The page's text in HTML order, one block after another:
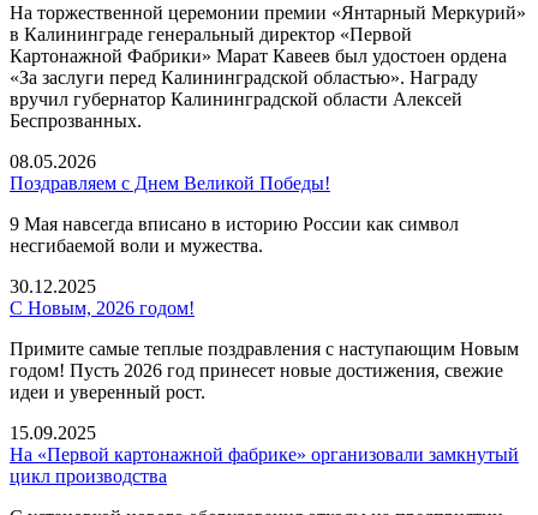
На торжественной церемонии премии «Янтарный Меркурий»
в Калининграде генеральный директор «Первой
Картонажной Фабрики» Марат Кавеев был удостоен ордена
«За заслуги перед Калининградской областью». Награду
вручил губернатор Калининградской области Алексей
Беспрозванных.
08.05.2026
Поздравляем с Днем Великой Победы!
9 Мая навсегда вписано в историю России как символ
несгибаемой воли и мужества.
30.12.2025
С Новым, 2026 годом!
Примите самые теплые поздравления с наступающим Новым
годом! Пусть 2026 год принесет новые достижения, свежие
идеи и уверенный рост.
15.09.2025
На «Первой картонажной фабрике» организовали замкнутый
цикл производства